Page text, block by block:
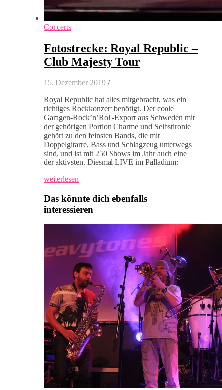
Concerts
Fotostrecke: Royal Republic –
Club Majesty Tour
15. Dezember 2019 /
Royal Republic hat alles mitgebracht, was ein
richtiges Rockkonzert benötigt. Der coole
Garagen-Rock’n’Roll-Export aus Schweden mit
der gehörigen Portion Charme und Selbstironie
gehört zu den feinsten Bands, die mit
Doppelgitarre, Bass und Schlagzeug unterwegs
sind, und ist mit 250 Shows im Jahr auch eine
der aktivsten. Diesmal LIVE im Palladium:
weiterlesen
Das könnte dich ebenfalls
interessieren